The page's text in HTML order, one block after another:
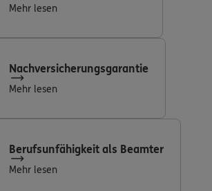
Schaden- oder Leistungsfall melden
Bequem online oder telefonisch.
Mehr lesen
Nachversicherungsgarantie
Mehr lesen
Berufsunfähigkeit als Beamter
Mehr lesen